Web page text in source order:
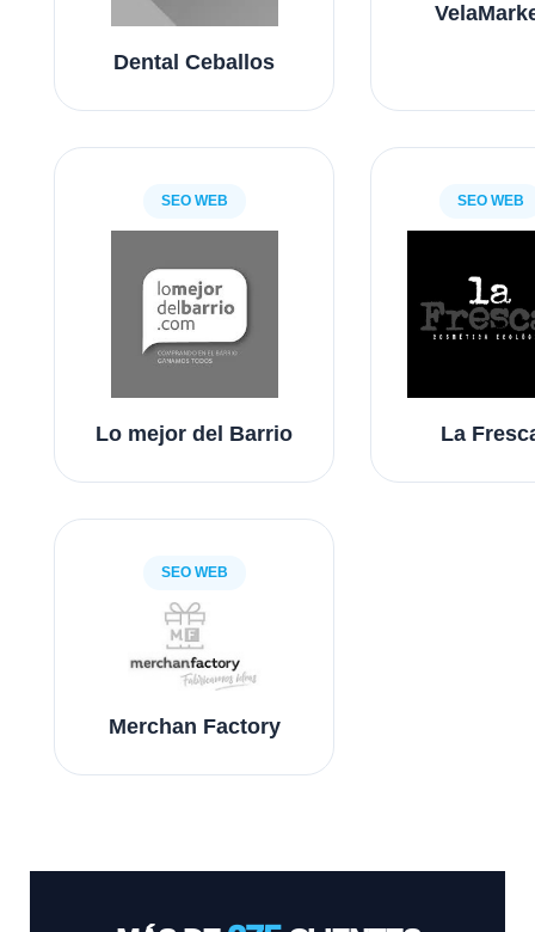
Dental Ceballos
SEO WEB
Lo mejor del Barrio
SEO WEB
La
SEO WEB
Merchan Factory